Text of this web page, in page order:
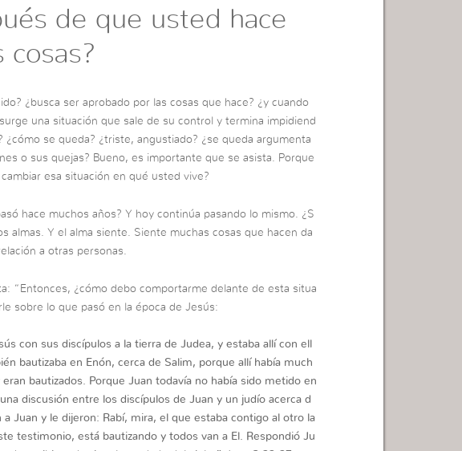
de que usted hace
cosas?
¿busca ser aprobado por las cosas que hace? ¿y cuando
una situación que sale de su control y termina impidiend
¿cómo se queda? ¿triste, angustiado? ¿se queda argumenta
o sus quejas? Bueno, es importante que se asista. Porque
esa situación en qué usted vive?
hace muchos años? Y hoy continúa pasando lo mismo. ¿S
almas. Y el alma siente. Siente muchas cosas que hacen da
a otras personas.
“Entonces, ¿cómo debo comportarme delante de esta situa
sobre lo que pasó en la época de Jesús:
con sus discípulos a la tierra de Judea, y estaba allí con ell
bautizaba en Enón, cerca de Salim, porque allí había much
bautizados. Porque Juan todavía no había sido metido en
discusión entre los discípulos de Juan y un judío acerca d
Juan y le dijeron: Rabí, mira, el que estaba contigo al otro la
testimonio, está bautizando y todos van a El. Respondió Ju